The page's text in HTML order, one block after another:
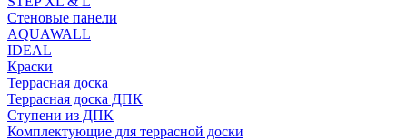
Стеновые панели
AQUAWALL
IDEAL
Краски
Террасная доска
Террасная доска ДПК
Ступени из ДПК
Комплектующие для террасной доски